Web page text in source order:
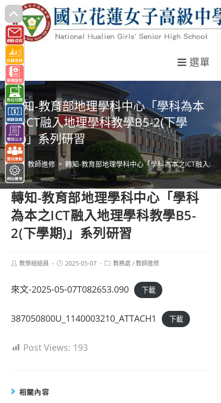
跳
轉
至
主
要
內
容
選單
轉知-教育部地理學科中心「學科為本
之ICT融入地理學科教學B5-2(下學
期)」系列研習
> 教師進修 > 轉知-教育部地理學科中心「學科為本之ICT融入地
轉知-教育部地理學科中心「學科
為本之ICT融入地理學科教學B5-
2(下學期)」系列研習
Post教學組組員
Post2025-05-07
Post教務處 / 教師進修
來文-2025-05-07T082653.090 下載
387050800U_1140003210_ATTACH1 下載
Post Views: 193
相關內容